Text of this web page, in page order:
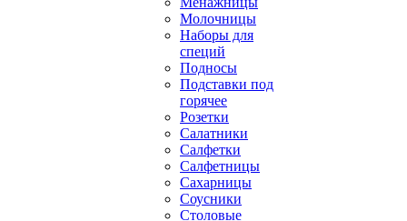
Молочницы
Наборы для
специй
Подносы
Подставки под
горячее
Розетки
Салатники
Салфетки
Салфетницы
Сахарницы
Соусники
Столовые